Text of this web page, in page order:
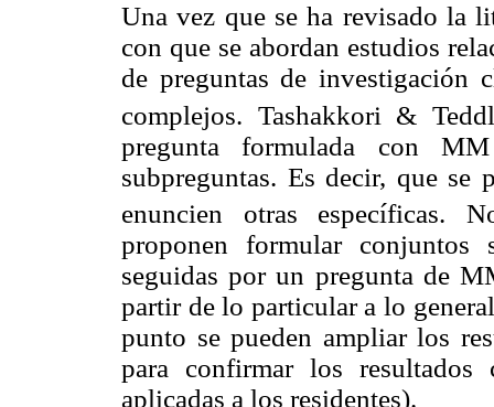
Una vez que se ha revisado la
con que se abordan estudios
de preguntas de investigación
complejos. Tashakkori &
pregunta formulada con
subpreguntas. Es decir, que
enuncien otras específicas.
proponen formular conjuntos
seguidas por un pregunta de
partir de lo particular a lo
punto se pueden ampliar los
para confirmar los resultados
aplicadas a los residentes).